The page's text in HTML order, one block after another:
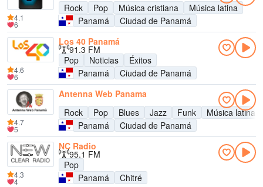
Rock
Pop Música cristiana
Música latina
Panamá
Ciudad de Panamá
4.1
6
Los 40 Panamá
91.3 FM
Pop
Noticias
Éxitos
Panamá
Ciudad de Panamá
4.6
6
Antenna Web Panama
Rock
Pop Blues Jazz Funk
Música latina
Panamá
Ciudad de Panamá
4.7
5
NC Radio
95.1 FM
Pop
Panamá
Chitré
4.3
4